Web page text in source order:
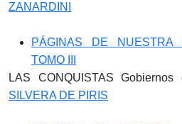
ZANARDINI
PÁGINAS DE NUESTRA
TOMO III
LAS CONQUISTAS
SILVERA DE PIRIS